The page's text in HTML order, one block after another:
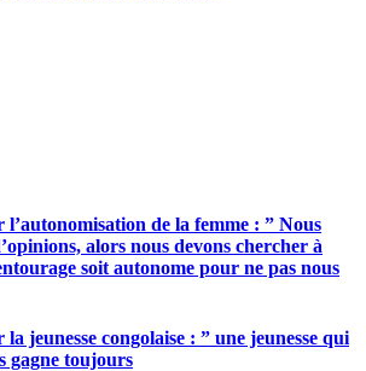
l’autonomisation de la femme : ” Nous
alors nous devons chercher à
soit autonome pour ne pas nous
jeunesse congolaise : ” une jeunesse qui
gagne toujours